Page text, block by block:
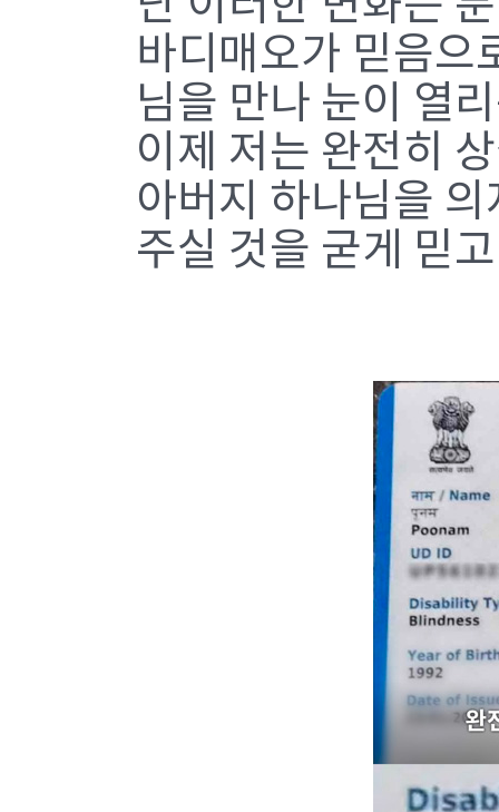
바디매오가 믿음으
님을 만나 눈이 열
이제 저는 완전히
아버지 하나님을
주실 것을 굳게 믿